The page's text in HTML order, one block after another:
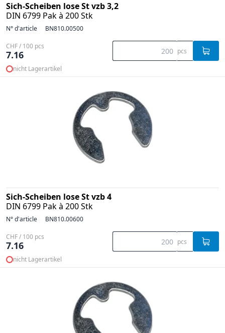
Sich-Scheiben lose St vzb 3,2
DIN 6799 Pak à 200 Stk
N° d'article BN810.00500
CHF / 100 pcs
7.16 pcs
nicht Lagerartikel
Sich-Scheiben lose St vzb 4
DIN 6799 Pak à 200 Stk
N° d'article BN810.00600
CHF / 100 pcs
7.16 pcs
nicht Lagerartikel